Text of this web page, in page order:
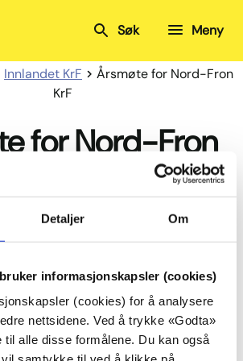
Detaljer Om
informasjonskapsler (cookies)
(cookies) for å analysere
nettsidene. Ved å trykke «Godta»
til alle disse formålene. Du kan også
Meny
Søk
Innlandet KrF
Årsmøte for Nord-Fron
KrF
for Nord-Fron
årsmøte i Nord-Fron KrF,
å få besøk av fylkesleder
av smørbrød og kake.